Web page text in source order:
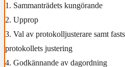
1. Sammanträdets kungörande
2. Upprop
3. Val av protokolljusterare samt
protokollets justering
4. Godkännande av dagordning